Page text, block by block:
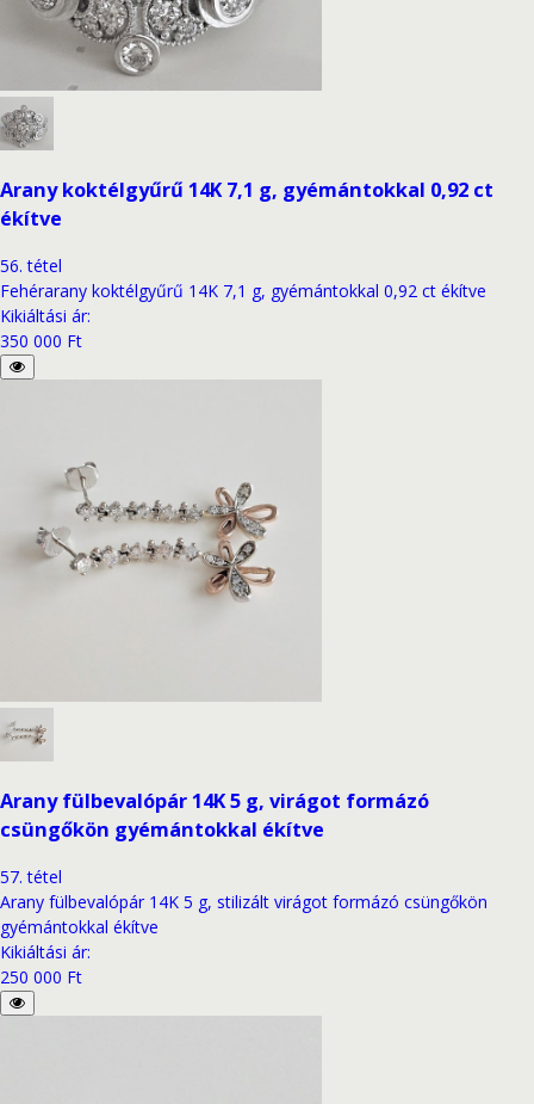
Arany koktélgyűrű 14K 7,1 g, gyémántokkal 0,92 ct
ékítve
56. tétel
Fehérarany koktélgyűrű 14K 7,1 g, gyémántokkal 0,92 ct ékítve
Kikiáltási ár:
350 000 Ft
Arany fülbevalópár 14K 5 g, virágot formázó
csüngőkön gyémántokkal ékítve
57. tétel
Arany fülbevalópár 14K 5 g, stilizált virágot formázó csüngőkön
gyémántokkal ékítve
Kikiáltási ár:
250 000 Ft